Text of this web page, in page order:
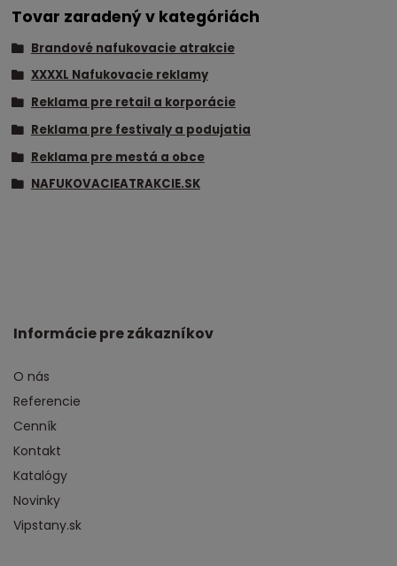
Tovar zaradený v kategóriách
Brandové nafukovacie atrakcie
XXXXL Nafukovacie reklamy
Reklama pre retail a korporácie
Reklama pre festivaly a podujatia
Reklama pre mestá a obce
NAFUKOVACIEATRAKCIE.SK
Informácie pre zákazníkov
O nás
Referencie
Cenník
Kontakt
Katalógy
Novinky
Vipstany.sk